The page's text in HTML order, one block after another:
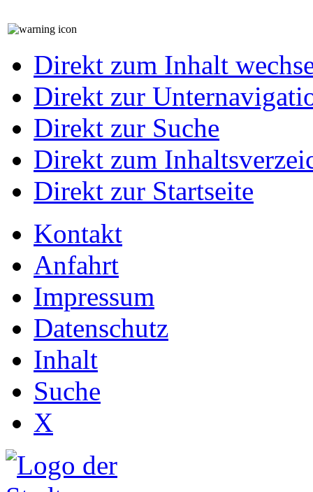
Direkt zum Inhalt
Direkt zur
Direkt zur Suche
Direkt zum
Direkt zur Startseite
Kontakt
Anfahrt
Impressum
Datenschutz
Inhalt
Suche
X